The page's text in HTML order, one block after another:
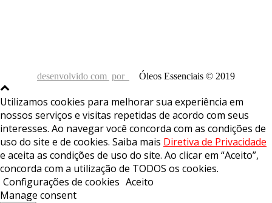
desenvolvido com por Óleos Essenciais © 2019
Utilizamos cookies para melhorar sua experiência em
nossos serviços e visitas repetidas de acordo com seus
interesses. Ao navegar você concorda com as condições de
uso do site e de cookies. Saiba mais Diretiva de Privacidade
e aceita as condições de uso do site. Ao clicar em “Aceito”,
concorda com a utilização de TODOS os cookies.
Configurações de cookies Aceito
Manage consent